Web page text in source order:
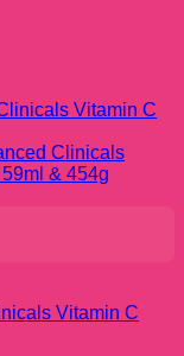
Vitamin C